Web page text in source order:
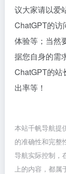
议大家请以爱
ChatGPT的访
体验等；当然
据您自身的需
ChatGPT的站
出率等！
本站千帆导航提
的准确性和完整
导航实际控制，
上的内容，都属